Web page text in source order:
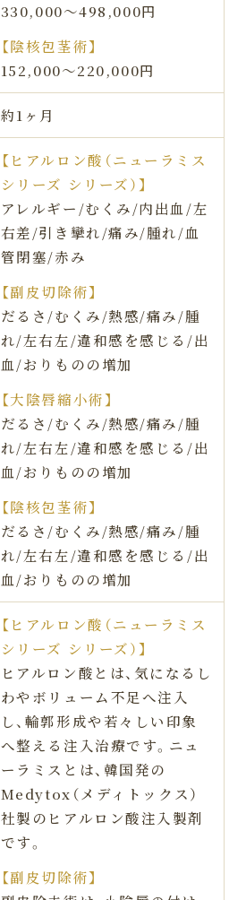
330,000〜498,000円
【陰核包茎術】
152,000〜220,000円
約1ヶ月
【ヒアルロン酸（ニューラミス
シリーズ シリーズ）】
アレルギー/むくみ/内出血/左
右差/引き攣れ/痛み/腫れ/血
管閉塞/赤み
【副皮切除術】
だるさ/むくみ/熱感/痛み/腫
れ/左右左/違和感を感じる/出
血/おりものの増加
【大陰唇縮小術】
だるさ/むくみ/熱感/痛み/腫
れ/左右左/違和感を感じる/出
血/おりものの増加
【陰核包茎術】
だるさ/むくみ/熱感/痛み/腫
れ/左右左/違和感を感じる/出
血/おりものの増加
【ヒアルロン酸（ニューラミス
シリーズ シリーズ）】
ヒアルロン酸とは、気になるし
わやボリューム不足へ注入
し、輪郭形成や若々しい印象
へ整える注入治療です。ニュ
ーラミスとは、韓国発の
Medytox（メディトックス）
社製のヒアルロン酸注入製剤
です。
【副皮切除術】